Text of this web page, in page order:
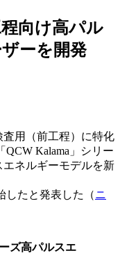
向け高パル
ーを開発
用（前工程）に特化
Kalama」シリー
ネルギーモデルを新
したと発表した（ニ
ズ高パルスエ